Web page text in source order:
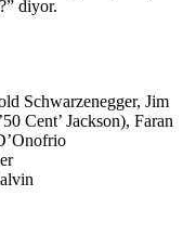
diyor.
Schwarzenegger, Jim
Cent’ Jackson), Faran